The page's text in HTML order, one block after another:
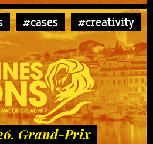
#cases #creativity
Grand-Prix